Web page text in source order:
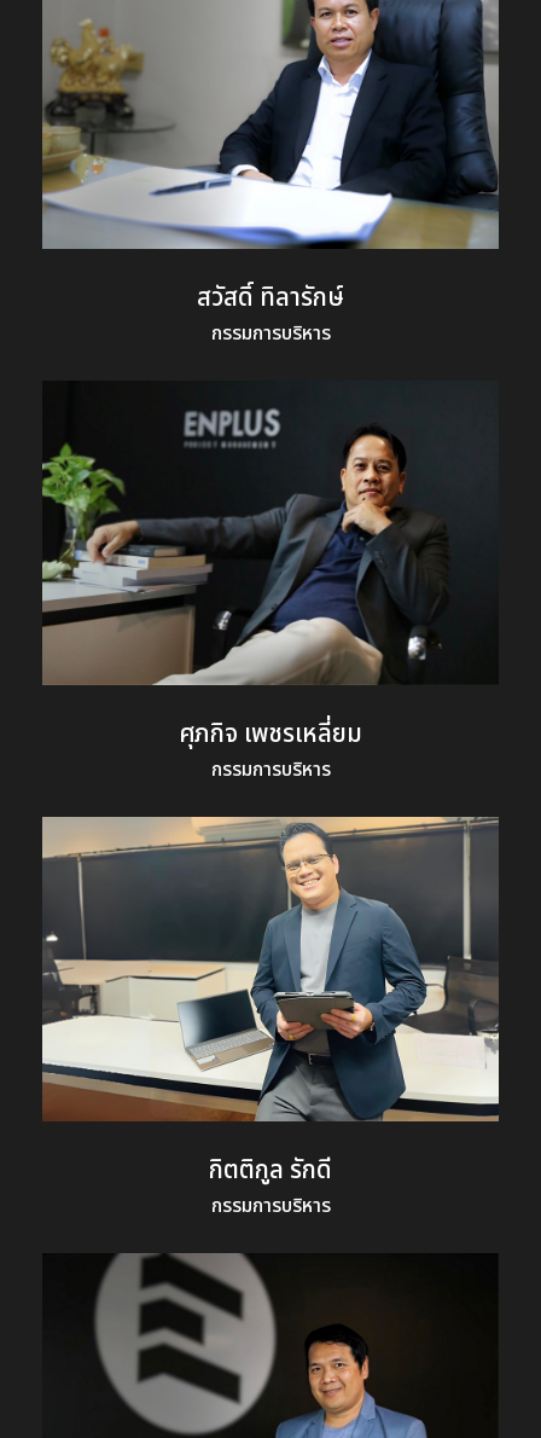
สวัสดิ์ ทิลารักษ์
กรรมการบริหาร
ศุภกิจ เพชรเหลี่ยม
กรรมการบริหาร
กิตติกูล รักดี
กรรมการบริหาร